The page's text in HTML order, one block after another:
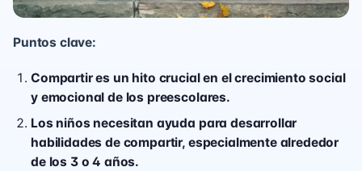
Puntos clave:
Compartir es un hito crucial en el crecimiento social
y emocional de los preescolares.
Los niños necesitan ayuda para desarrollar
habilidades de compartir, especialmente alrededor
de los 3 o 4 años.